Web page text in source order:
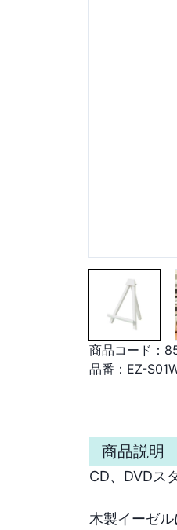
商品コード：
品番： EZ-
商品説明
CD、DVDス
木製イーゼル